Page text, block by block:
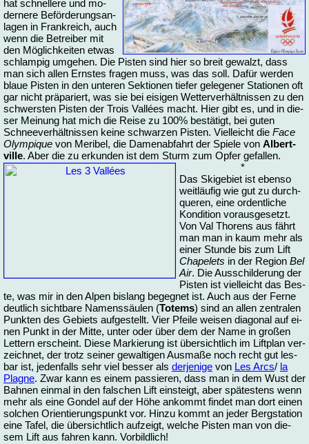
hat schnel­le­re und mo­
der­ne­re Be­för­de­rungs­an­
la­gen in Frank­reich, auch
wenn die Be­trei­ber mit
den Mög­lich­kei­ten et­was
schlam­pig um­ge­hen. Die Pis­ten sind hier so breit ge­walzt, dass
man sich al­len Erns­tes fra­gen muss, was das soll. Da­für wer­den
blaue Pis­ten in den un­te­ren Sek­tio­nen tiefer ge­le­ge­ner Sta­tio­nen oft
gar nicht prä­pa­riert, was sie bei ei­si­gen Wet­ter­ver­hält­nis­sen zu den
schwers­ten Pis­ten der Trois Vallées macht. Hier gibt es, und in die­
ser Mei­nung hat mich die Rei­se zu 100% be­stä­tigt, bei gu­ten
Schnee­ver­hält­nis­sen kei­ne schwar­zen Pis­ten. Viel­leicht die Face
Olym­pi­que von Me­ri­bel, die Da­men­ab­fahrt der Spie­le von Al­bert­
ville. Aber die zu er­kun­den ist dem Sturm zum Op­fer ge­fal­len.
*
Das Ski­ge­biet ist eben­so
weit­läu­fig wie gut zu durch­
que­ren, ei­ne or­dent­li­che
Kon­di­ti­on vor­aus­ge­setzt.
Von Val Tho­rens aus fährt
man man in kaum mehr als
ei­ner Stun­de bis zum Lift
Cha­pe­lets in der Re­gi­on Bel
Air. Die Aus­schil­de­rung der
Pis­ten ist viel­leicht das Bes­
te, was mir in den Al­pen bis­lang be­geg­net ist. Auch aus der Fer­ne
deut­lich sicht­ba­re Na­mens­säu­len (To­tems) sind an al­len zen­tra­len
Punk­ten des Ge­biets auf­ge­stellt. Vier Pfei­le wei­sen dia­go­nal auf ei­
nen Punkt in der Mit­te, un­ter oder über dem der Na­me in gro­ßen
Let­tern er­scheint. Die­se Mar­kie­rung ist über­sicht­lich im Lift­plan ver­
zeich­net, der trotz sei­ner ge­wal­ti­gen Aus­ma­ße noch recht gut les­
bar ist, je­den­falls sehr viel bes­ser als der­je­ni­ge von Les Arcs/ la
Plagne. Zwar kann es ei­nem pas­sie­ren, dass man in dem Wust der
Bah­nen ein­mal in den falschen Lift ein­steigt, aber spä­tes­tens wenn
mehr als ei­ne Gon­del auf der Hö­he an­kommt fin­det man dort ei­nen
sol­chen Ori­en­tie­rungs­punkt vor. Hin­zu kommt an je­der Berg­sta­ti­on
ei­ne Ta­fel, die über­sicht­lich auf­zeigt, wel­che Pis­ten man von die­
sem Lift aus fah­ren kann. Vor­bild­lich!